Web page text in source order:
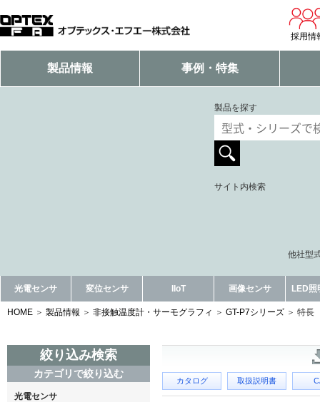
採用情
製品情報 事例・特集
製品を探す
サイト内検索
他社型
光電センサ 変位センサ IIoT 画像センサ LED照
HOME 製品情報 非接触温度計・サーモグラフィ GT-P7シリーズ 特長
絞り込み検索
カテゴリで絞り込む
光電センサ
カタログ 取扱説明書